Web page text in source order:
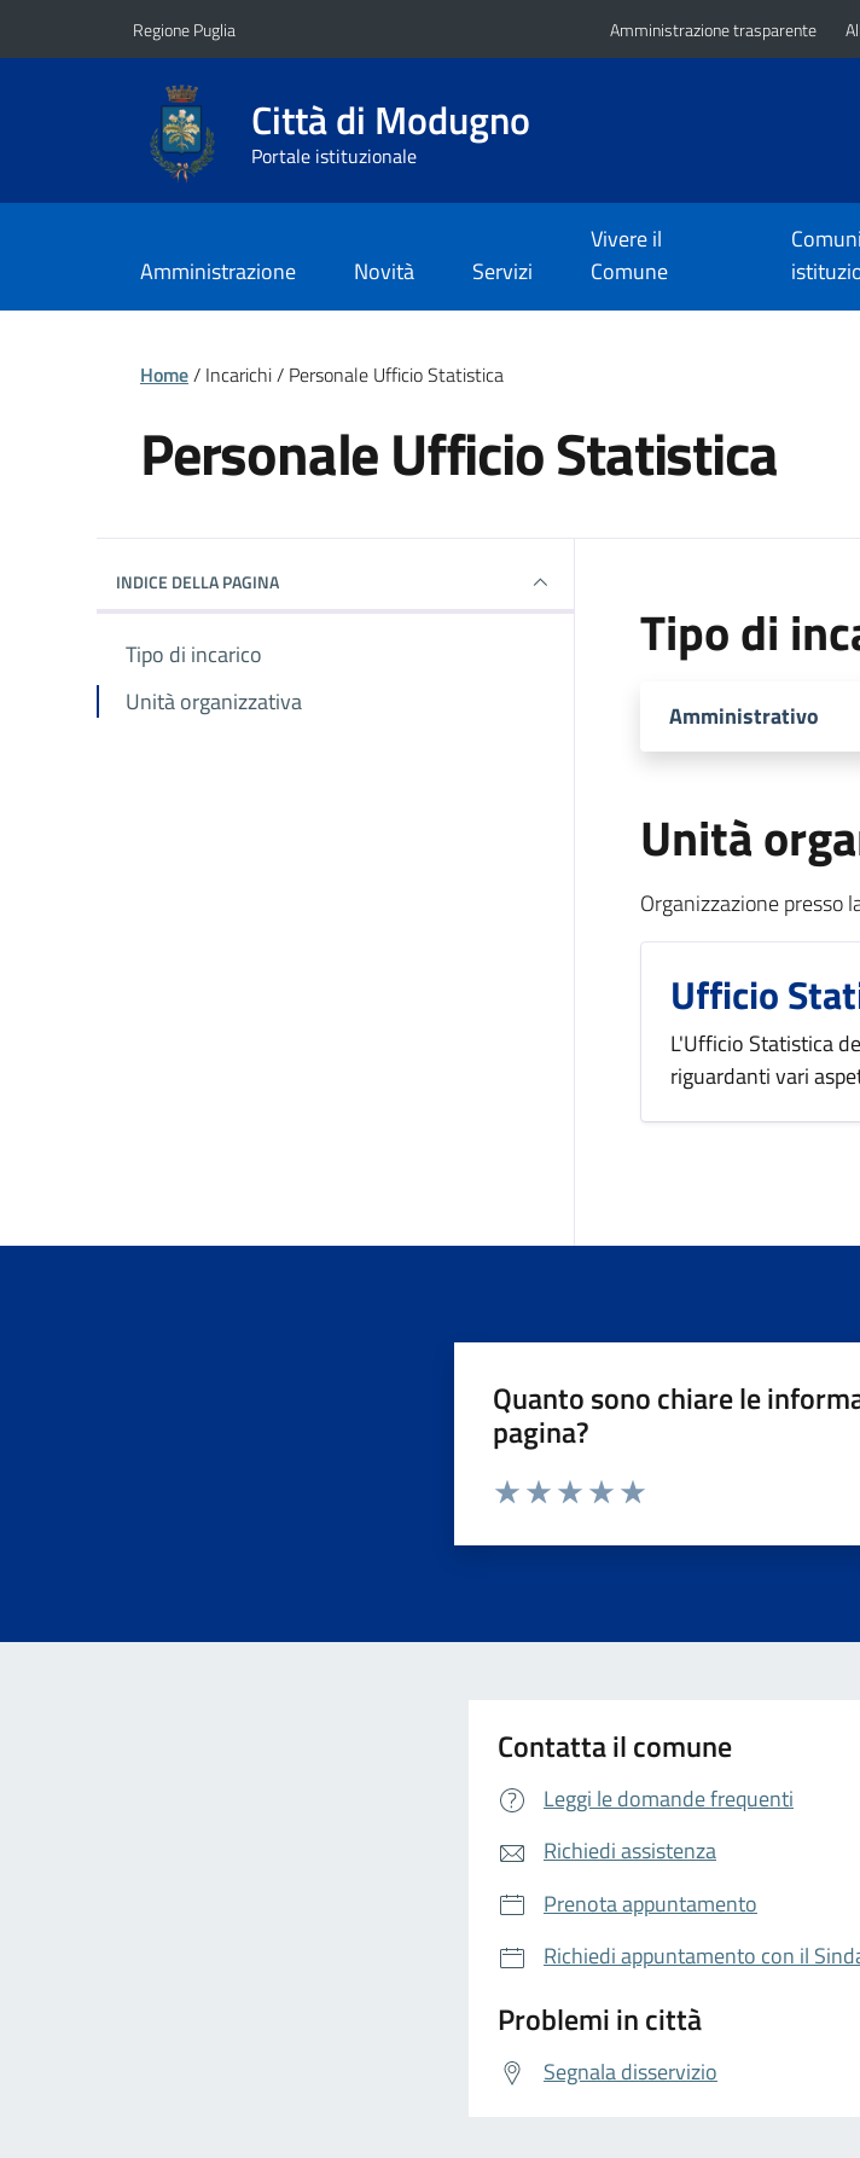
Regione Puglia Amministrazione trasparente
Città di Modugno
Portale istituzionale
Amministrazione Novità Servizi
Vivere il
Comune
Home/ Incarichi / Personale Ufficio Statistica
Personale Ufficio Statistica
INDICE DELLA PAGINA
Tipo di incarico
Unità organizzativa
Tipo di
Amministrativo
Unità
Organizzazione presso
Ufficio
L'Ufficio Statistica
riguardanti vari
Quanto sono chiare le
pagina?
Valuta da 1 a 5 stelle la pagina
Contatta il comune
Leggi le domande frequenti
Richiedi assistenza
Prenota appuntamento
Richiedi appuntamento con il
Problemi in città
Segnala disservizio